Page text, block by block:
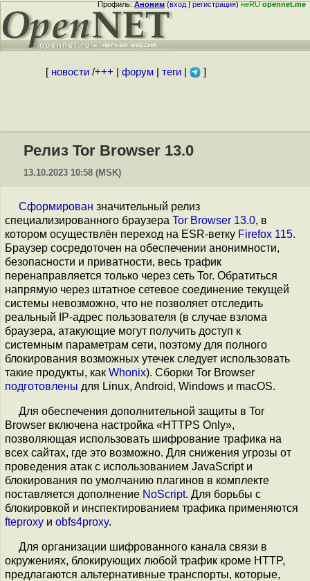
Профиль:Аноним(вход|регистрация)неRUopennet.me
[ новости/+++ форум| теги| ]
Релиз Tor Browser 13.0
13.10.2023 10:58 (MSK)
Сформирован значительный релиз
специализированного браузера Tor Browser 13.0, в
котором осуществлён переход на ESR-ветку Firefox 115.
Браузер сосредоточен на обеспечении анонимности,
безопасности и приватности, весь трафик
перенаправляется только через сеть Tor. Обратиться
напрямую через штатное сетевое соединение текущей
системы невозможно, что не позволяет отследить
реальный IP-адрес пользователя (в случае взлома
браузера, атакующие могут получить доступ к
системным параметрам сети, поэтому для полного
блокирования возможных утечек следует использовать
такие продукты, как Whonix). Сборки Tor Browser
подготовлены для Linux, Android, Windows и macOS.
Для обеспечения дополнительной защиты в Tor
Browser включена настройка «HTTPS Only»,
позволяющая использовать шифрование трафика на
всех сайтах, где это возможно. Для снижения угрозы от
проведения атак с использованием JavaScript и
блокирования по умолчанию плагинов в комплекте
поставляется дополнение NoScript. Для борьбы с
блокировкой и инспектированием трафика применяются
fteproxy и obfs4proxy.
Для организации шифрованного канала связи в
окружениях, блокирующих любой трафик кроме HTTP,
предлагаются альтернативные транспорты, которые,